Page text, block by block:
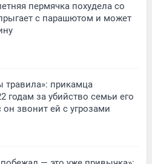
пермячка похудела со
с парашютом и может
травила»: прикамца
годам за убийство семьи его
звонит ей с угрозами